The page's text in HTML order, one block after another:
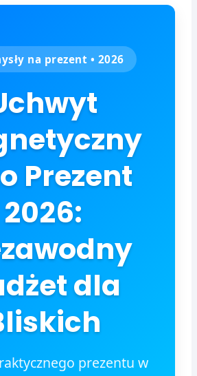
na prezent • 2026
Prezent
2026:
dla
prezentu w